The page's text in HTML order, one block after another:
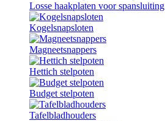
Losse haakplaten voor spansluiting
Kogelsnapsloten
Magneetsnappers
Hettich stelpoten
Budget stelpoten
Tafelbladhouders